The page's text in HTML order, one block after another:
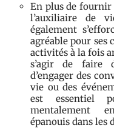
En plus de fournir
l’auxiliaire de
également
agréable pour ses
activités à la fois
s’agir de faire
d’engager des
vie ou des
est essentiel
mentalement
épanouis dans les